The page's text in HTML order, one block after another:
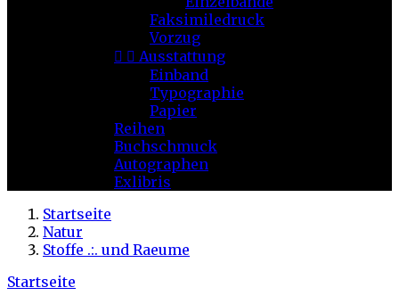
Faksimiledruck
Vorzug
  Ausstattung
Einband
Typographie
Papier
Reihen
Buchschmuck
Autographen
Exlibris
Startseite
Natur
Stoffe .:. und Raeume
Startseite